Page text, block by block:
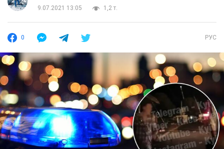
9.07.2021 13:05
1,2 т.
0 РУС